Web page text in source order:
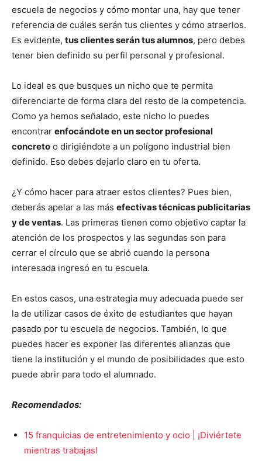
escuela de negocios y cómo montar una, hay que tener
referencia de cuáles serán tus clientes y cómo atraerlos.
Es evidente, tus clientes serán tus alumnos, pero debes
tener bien definido su perfil personal y profesional.
Lo ideal es que busques un nicho que te permita
diferenciarte de forma clara del resto de la competencia.
Como ya hemos señalado, este nicho lo puedes
encontrar enfocándote en un sector profesional
concreto o dirigiéndote a un polígono industrial bien
definido. Eso debes dejarlo claro en tu oferta.
¿Y cómo hacer para atraer estos clientes? Pues bien,
deberás apelar a las más efectivas técnicas publicitarias
y de ventas. Las primeras tienen como objetivo captar la
atención de los prospectos y las segundas son para
cerrar el círculo que se abrió cuando la persona
interesada ingresó en tu escuela.
En estos casos, una estrategia muy adecuada puede ser
la de utilizar casos de éxito de estudiantes que hayan
pasado por tu escuela de negocios. También, lo que
puedes hacer es exponer las diferentes alianzas que
tiene la institución y el mundo de posibilidades que esto
puede abrir para todo el alumnado.
Recomendados:
15 franquicias de entretenimiento y ocio | ¡Diviértete
mientras trabajas!